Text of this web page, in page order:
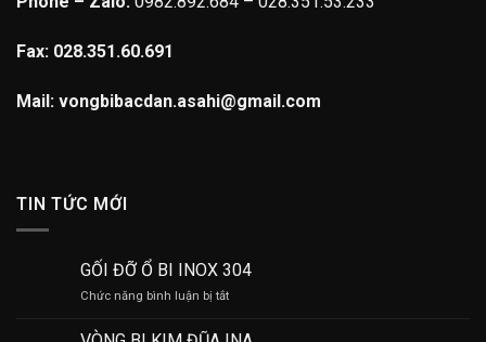
Fax: 028.351.60.691
Mail: vongbibacdan.asahi@gmail.com
TIN TỨC MỚI
GỐI ĐỠ Ổ BI INOX 304
Chức năng bình luận bị tắtở
ĐỠ